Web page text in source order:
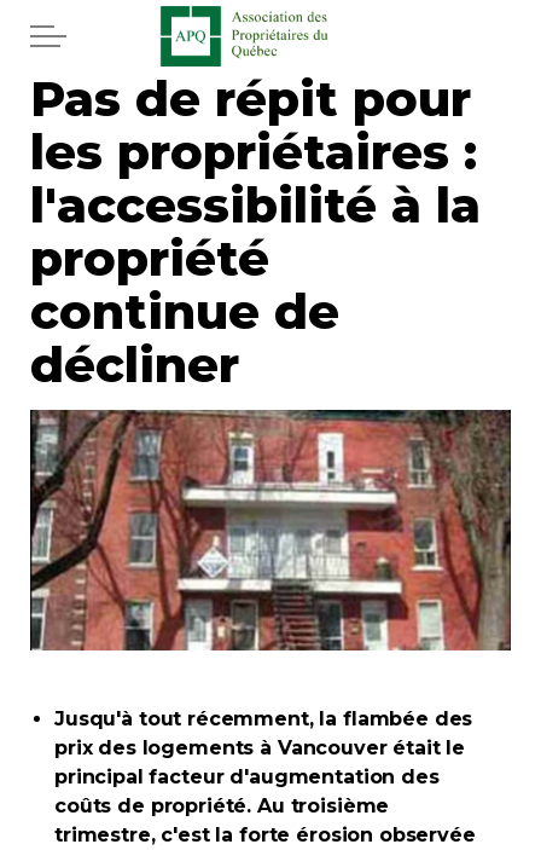
Aller au contenu principal
Accueil
Services
Journal
Juridique
Mot de l'éditeur
Divers
Immobilier
Réglementation
Environnement
Rabais APQ
Pas de répit pour
les propriétaires :
l'accessibilité à la
propriété
continue de
décliner
Jusqu'à tout récemment, la flambée des
prix des logements à Vancouver était le
principal facteur d'augmentation des
coûts de propriété. Au troisième
trimestre, c'est la forte érosion observée